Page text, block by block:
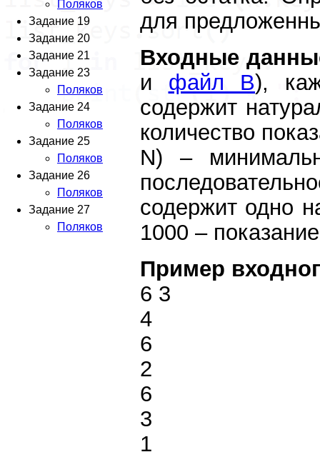
Поляков
Задание 19
Задание 20
Задание 21
Задание 23
Поляков
Задание 24
Поляков
Задание 25
Поляков
Задание 26
Поляков
Задание 27
Поляков
для
Входные
и файл B),
содержит
количество
N) –
содержит одно
1000 –
Пример
6 3
4
6
2
6
3
1